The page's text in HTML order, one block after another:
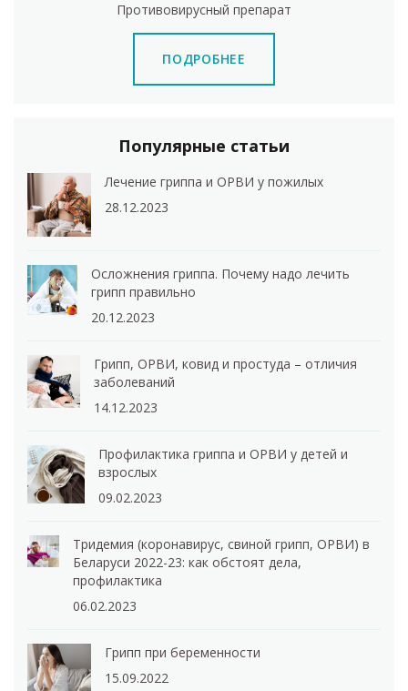
Противовирусный препарат
ПОДРОБНЕЕ
Популярные статьи
Лечение гриппа и ОРВИ у пожилых
28.12.2023
Осложнения гриппа. Почему надо лечить
грипп правильно
20.12.2023
Грипп, ОРВИ, ковид и простуда – отличия
заболеваний
14.12.2023
Профилактика гриппа и ОРВИ у детей и
взрослых
09.02.2023
Тридемия (коронавирус, свиной грипп, ОРВИ) в
Беларуси 2022-23: как обстоят дела,
профилактика
06.02.2023
Грипп при беременности
15.09.2022